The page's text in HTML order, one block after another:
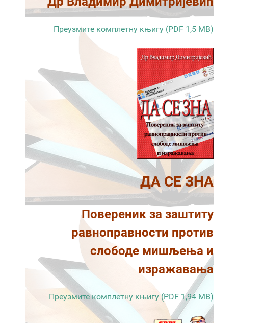
Преузмите комплетну књигу (PDF 1,5 MB)
ДА СЕ ЗНА
Повереник за заштиту
равноправности против
слободе мишљења и
изражавања
Преузмите комплетну књигу (PDF 1,94 MB)